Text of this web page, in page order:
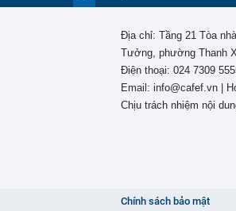
Địa chỉ: Tầng 21 Tòa
Tưởng, phường Thanh
Điện thoại: 024 7309
Email: info@cafef.vn |
Chịu trách nhiệm nội
Chính sách bảo mật